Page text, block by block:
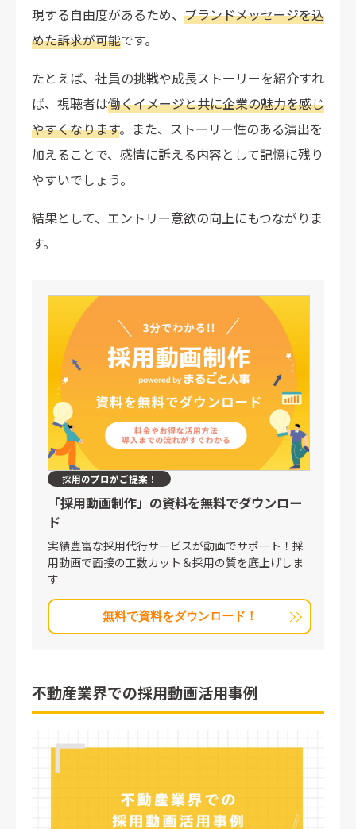
現する自由度があるため、 ブランドメッセージを込
めた訴求が可能です。
たとえば、社員の挑戦や成長ストーリーを紹介すれ
ば、視聴者は働くイメージと共に企業の魅力を感じ
やすくなります。また、ストーリー性のある演出を
加えることで、感情に訴える内容として記憶に残り
やすいでしょう。
結果として、エントリー意欲の向上にもつながりま
す。
採用のプロがご提案！
「採用動画制作」の資料を無料でダウンロー
ド
実績豊富な採用代行サービスが動画でサポート！採
用動画で面接の工数カット＆採用の質を底上げしま
す
無料で資料をダウンロード！
不動産業界での採用動画活用事例